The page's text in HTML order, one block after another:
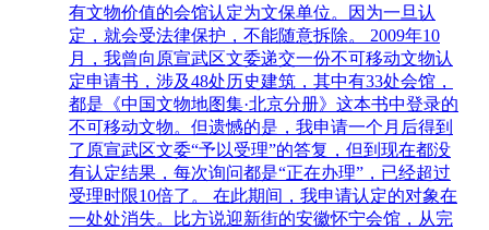
有文物价值的会馆认定为文保单位。因为一旦认
定，就会受法律保护，不能随意拆除。 2009年10
月，我曾向原宣武区文委递交一份不可移动文物认
定申请书，涉及48处历史建筑，其中有33处会馆，
都是《中国文物地图集·北京分册》这本书中登录的
不可移动文物。但遗憾的是，我申请一个月后得到
了原宣武区文委“予以受理”的答复，但到现在都没
有认定结果，每次询问都是“正在办理”，已经超过
受理时限10倍了。 在此期间，我申请认定的对象在
一处处消失。比方说迎新街的安徽怀宁会馆，从完